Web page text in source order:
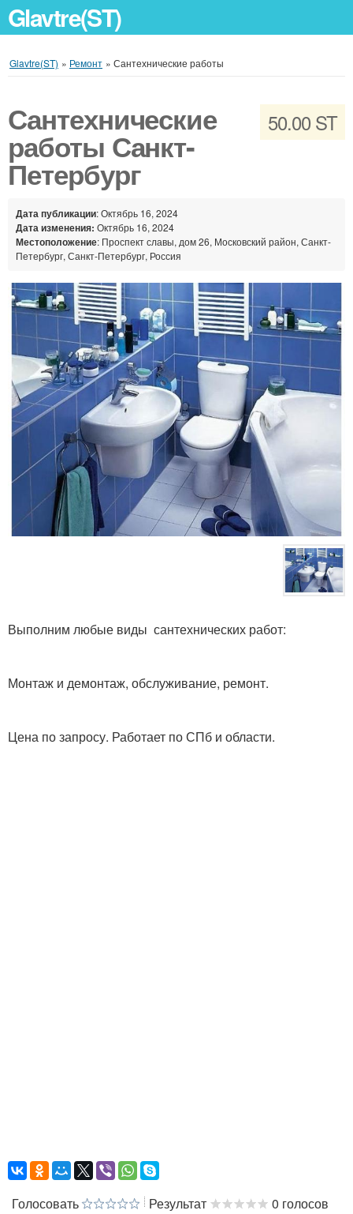
Glavtre(ST)
Glavtre(ST) » Ремонт » Сантехнические работы
50.00 ST
Сантехнические
работы Санкт-
Петербург
Дата публикации: Октябрь 16, 2024
Дата изменения: Октябрь 16, 2024
Местоположение: Проспект славы, дом 26, Московский район, Санкт-
Петербург, Санкт-Петербург, Россия
Выполним любые виды сантехнических работ:
Монтаж и демонтаж, обслуживание, ремонт.
Цена по запросу. Работает по СПб и области.
Голосовать Результат 0 голосов